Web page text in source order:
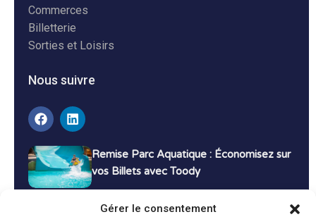
Gérer le consentement
Commerces
Billetterie
Sorties et Loisirs
Nous suivre
Remise Parc Aquatique : Économisez sur
vos Billets avec Toody